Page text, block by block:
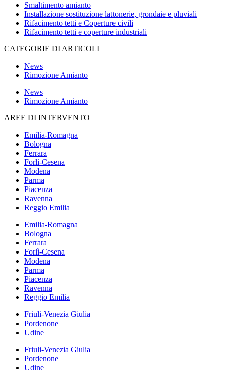
Smaltimento amianto
Installazione sostituzione lattonerie, grondaie e pluviali
Rifacimento tetti e Coperture civili
Rifacimento tetti e coperture industriali
CATEGORIE DI ARTICOLI
News
Rimozione Amianto
News
Rimozione Amianto
AREE DI INTERVENTO
Emilia-Romagna
Bologna
Ferrara
Forlì-Cesena
Modena
Parma
Piacenza
Ravenna
Reggio Emilia
Emilia-Romagna
Bologna
Ferrara
Forlì-Cesena
Modena
Parma
Piacenza
Ravenna
Reggio Emilia
Friuli-Venezia Giulia
Pordenone
Udine
Friuli-Venezia Giulia
Pordenone
Udine